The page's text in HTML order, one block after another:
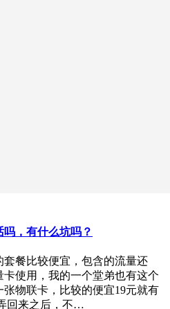
，有什么坑吗？
餐比较便宜，包含的流量还
使用，我的一个堂弟也有这个
物联卡，比较的便宜19元就有
回来之后，不…